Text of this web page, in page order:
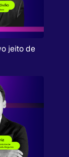
jeito de